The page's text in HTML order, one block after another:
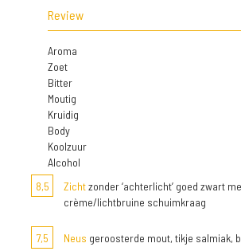
Review
Aroma
Zoet
Bitter
Moutig
Kruidig
Body
Koolzuur
Alcohol
8,5
Zichtzonder ‘achterlicht’ goed zwart
crème/lichtbruine schuimkraag
7,5 Neus geroosterde mout, tikje salmiak,